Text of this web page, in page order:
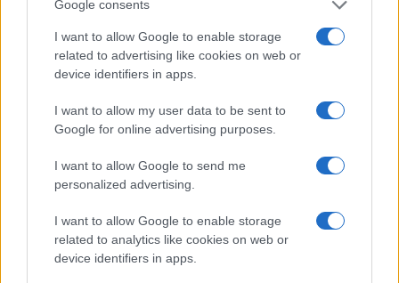
Google consents
I want to allow Google to enable storage
related to advertising like cookies on web or
device identifiers in apps.
I want to allow my user data to be sent to
Google for online advertising purposes.
I want to allow Google to send me
personalized advertising.
I want to allow Google to enable storage
related to analytics like cookies on web or
device identifiers in apps.
SAR
Nincs publikus adat!
N/A = Nincs adat. Legutóbbi frissítés: 2026-07-13 19:00:00
Apple iPhone 17